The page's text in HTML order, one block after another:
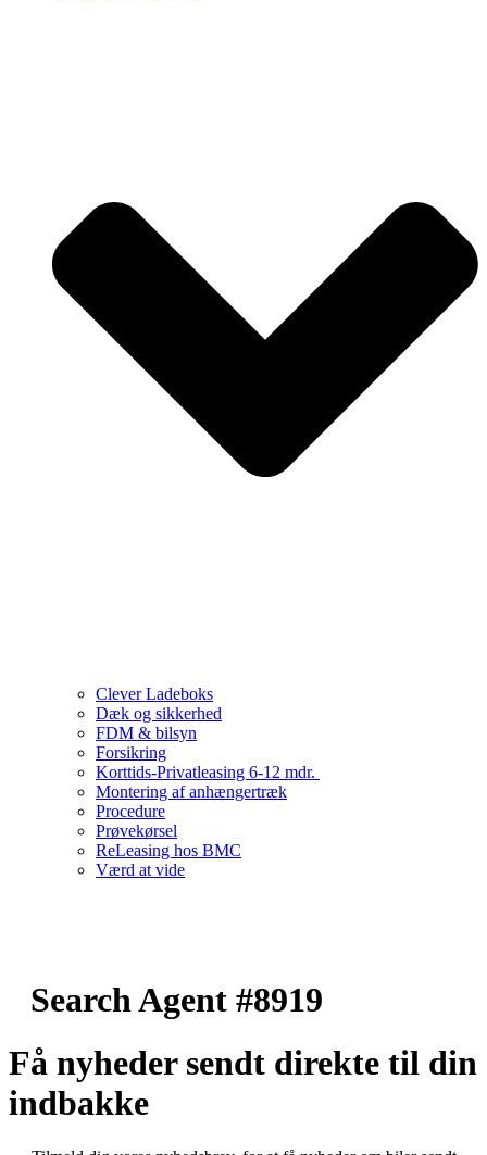
Clever Ladeboks
Dæk og sikkerhed
FDM & bilsyn
Forsikring
Korttids-Privatleasing 6-12 mdr.
Montering af anhængertræk
Procedure
Prøvekørsel
ReLeasing hos BMC
Værd at vide
Search Agent #8919
Få nyheder sendt direkte til din
indbakke